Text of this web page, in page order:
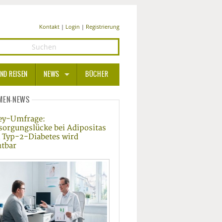
Kontakt| Login | Registrierung
REISEN NEWS
MEDIZIN UND PHARMA
BEAUTY UND PFLEGE
SPORT UND FITNESS
WELLNESS UND REISEN
BÜCHER
NEWS
Umfrage:
bei Adipositas
Typ-2-Diabetes wird